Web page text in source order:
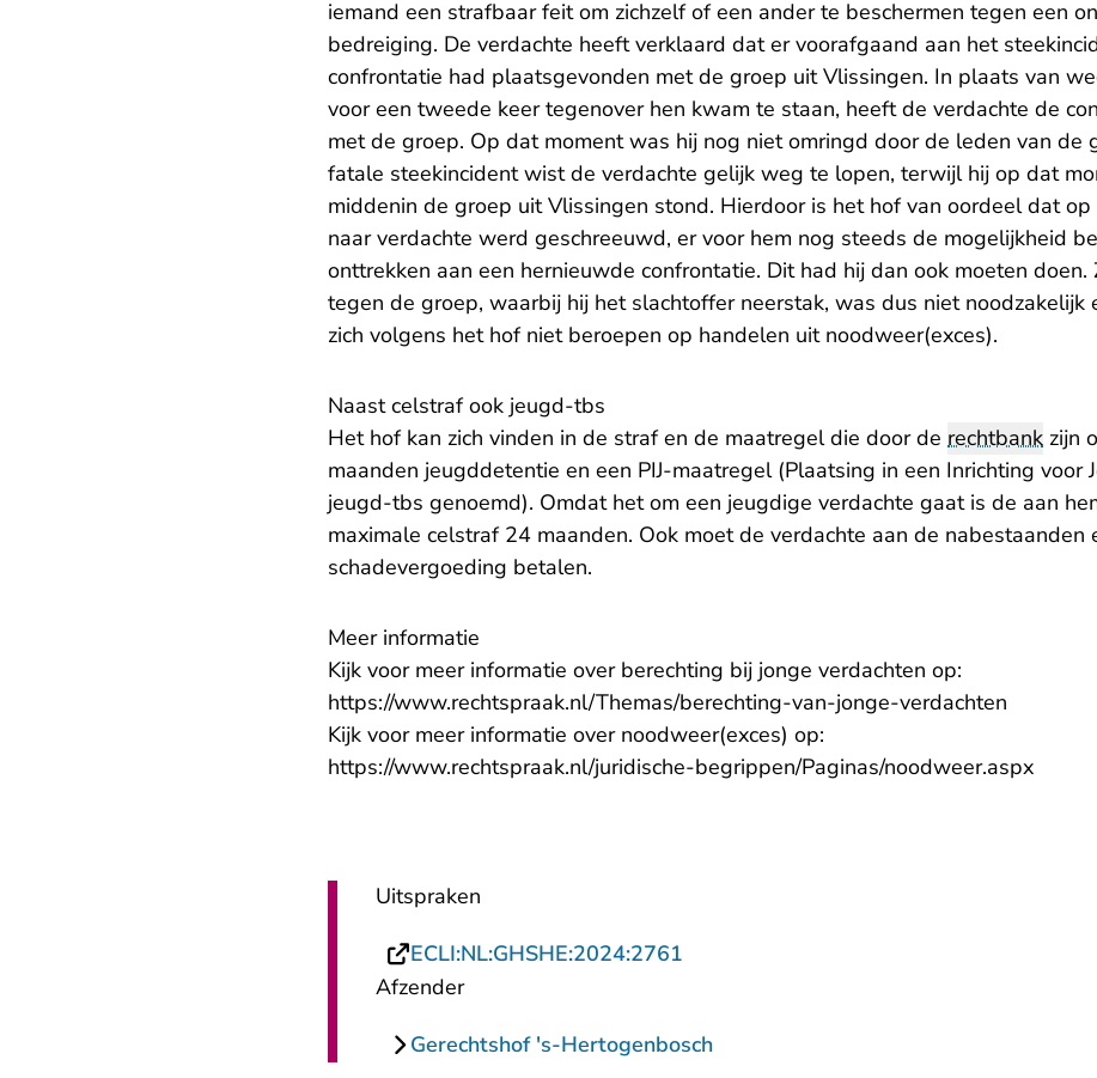
iemand een strafbaar feit om zichzelf of een ander te beschermen tegen een
bedreiging. De verdachte heeft verklaard dat er voorafgaand aan het
confrontatie had plaatsgevonden met de groep uit Vlissingen. In plaats van
voor een tweede keer tegenover hen kwam te staan, heeft de verdachte de
met de groep. Op dat moment was hij nog niet omringd door de leden van de
fatale steekincident wist de verdachte gelijk weg te lopen, terwijl hij op dat
middenin de groep uit Vlissingen stond. Hierdoor is het hof van oordeel dat
naar verdachte werd geschreeuwd, er voor hem nog steeds de mogelijkheid
onttrekken aan een hernieuwde confrontatie. Dit had hij dan ook moeten doen.
tegen de groep, waarbij hij het slachtoffer neerstak, was dus niet noodzakelijk
zich volgens het hof niet beroepen op handelen uit noodweer(exces).
Naast celstraf ook jeugd-tbs
Het hof kan zich vinden in de straf en de maatregel die door de rechtbank zijn
maanden jeugddetentie en een PIJ-maatregel (Plaatsing in een Inrichting voor
jeugd-tbs genoemd). Omdat het om een jeugdige verdachte gaat is de aan
maximale celstraf 24 maanden. Ook moet de verdachte aan de nabestaanden
schadevergoeding betalen.
Meer informatie
Kijk voor meer informatie over berechting bij jonge verdachten op:
https://www.rechtspraak.nl/Themas/berechting-van-jonge-verdachten
Kijk voor meer informatie over noodweer(exces) op:
https://www.rechtspraak.nl/juridische-begrippen/Paginas/noodweer.aspx
Uitspraken
ECLI:NL:GHSHE:2024:2761
Afzender
Gerechtshof 's-Hertogenbosch